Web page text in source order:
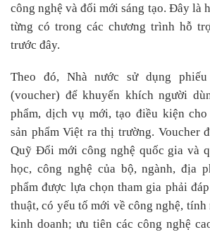
công nghệ và đổi mới sáng tạo. Đây là
từng có trong các chương trình hỗ
trước đây.
Theo đó, Nhà nước sử dụng
(voucher) để khuyến khích người
phẩm, dịch vụ mới, tạo điều kiện
sản phẩm Việt ra thị trường. Voucher
Quỹ Đổi mới công nghệ quốc gia và
học, công nghệ của bộ, ngành, địa
phẩm được lựa chọn tham gia phải
thuật, có yếu tố mới về công nghệ, tính
kinh doanh; ưu tiên các công nghệ